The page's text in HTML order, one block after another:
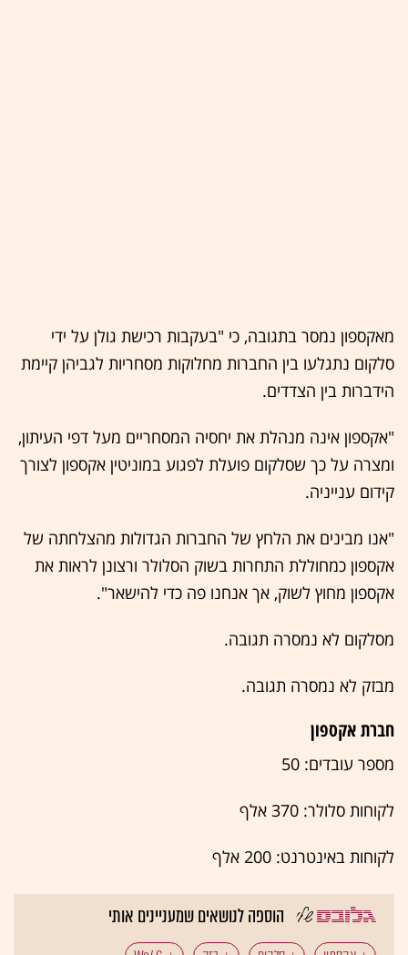
מאקספון נמסר בתגובה, כי "בעקבות רכישת גולן על ידי
סלקום נתגלעו בין החברות מחלוקות מסחריות לגביהן קיימת
הידברות בין הצדדים.
"אקספון אינה מנהלת את יחסיה המסחריים מעל דפי העיתון,
ומצרה על כך שסלקום פועלת לפגוע במוניטין אקספון לצורך
קידום ענייניה.
"אנו מבינים את הלחץ של החברות הגדולות מהצלחתה של
אקספון כמחוללת התחרות בשוק הסלולר ורצונן לראות את
אקספון מחוץ לשוק, אך אנחנו פה כדי להישאר".
מסלקום לא נמסרה תגובה.
מבזק לא נמסרה תגובה.
חברת אקספון
מספר עובדים: 50
לקוחות סלולר: 370 אלף
לקוחות באינטרנט: 200 אלף
הוספה לנושאים שמעניינים אותי